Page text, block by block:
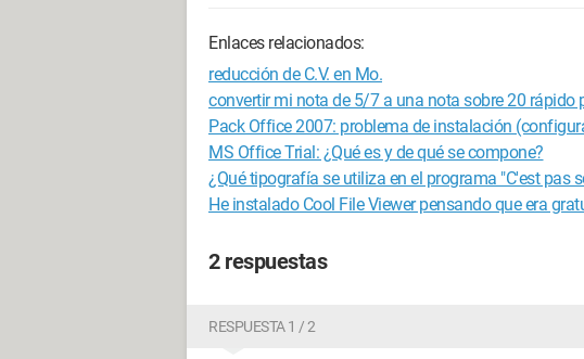
Enlaces relacionados:
reducción de C.V. en Mo.
convertir mi nota de 5/7 a una nota sobre 20 rápido
Pack Office 2007: problema de instalación
MS Office Trial: ¿Qué es y de qué se compone?
¿Qué tipografía se utiliza en el programa "C'est pas
He instalado Cool File Viewer pensando que era
2 respuestas
RESPUESTA 1 / 2